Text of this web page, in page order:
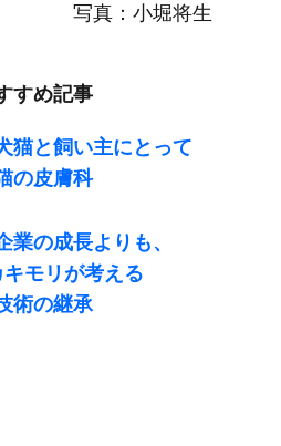
写真：小堀将生
すめ記事
猫と​飼い主に​とって​
の​皮膚科
業の​成長よりも、​
モリが​考える​
術の​継承